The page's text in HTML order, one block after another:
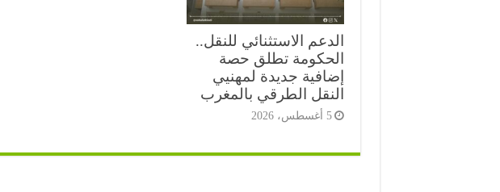
الدعم الاستثنائي للنقل..
الحكومة تطلق حصة
إضافية جديدة لمهنيي
النقل الطرقي بالمغرب
5 أغسطس، 2026